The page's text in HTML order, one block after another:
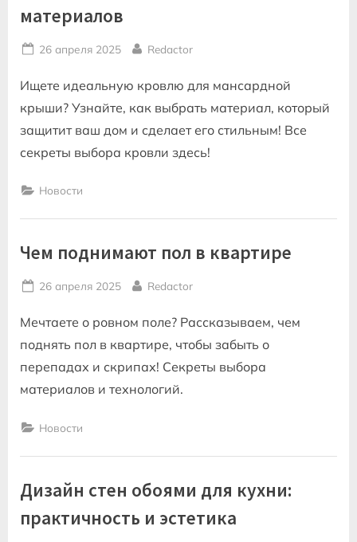
материалов
Posted
26 апреля 2025 By
Redactor
Ищете идеальную кровлю для мансардной
крыши? Узнайте, как выбрать материал, который
защитит ваш дом и сделает его стильным! Все
секреты выбора кровли здесь!
Новости
Чем поднимают пол в квартире
Posted
26 апреля 2025 By
Redactor
Мечтаете о ровном поле? Рассказываем, чем
поднять пол в квартире, чтобы забыть о
перепадах и скрипах! Секреты выбора
материалов и технологий.
Новости
Дизайн стен обоями для кухни:
практичность и эстетика